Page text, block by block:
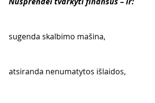
sugenda skalbimo mašina,
atsiranda nenumatytos išlaidos,